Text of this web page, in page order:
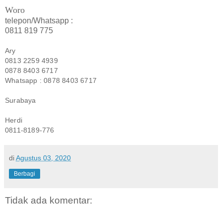
Woro
telepon/Whatsapp :
0811 819 775
Ary
0813 2259 4939
0878 8403 6717
Whatsapp : 0878 8403 6717
Surabaya
Herdi
0811-8189-776
diAgustus 03, 2020
Berbagi
Tidak ada komentar: